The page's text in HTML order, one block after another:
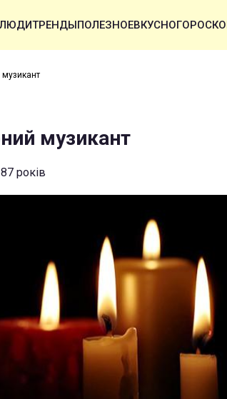
ЛЮДИТРЕНДЫПОЛЕЗНОЕВКУСНО
музикант
років